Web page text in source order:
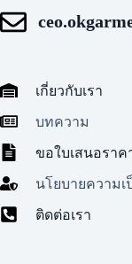
เกี่ยวกับเรา
บทความ
ขอใบเสนอราค
นโยบายความเ
ติดต่อเรา